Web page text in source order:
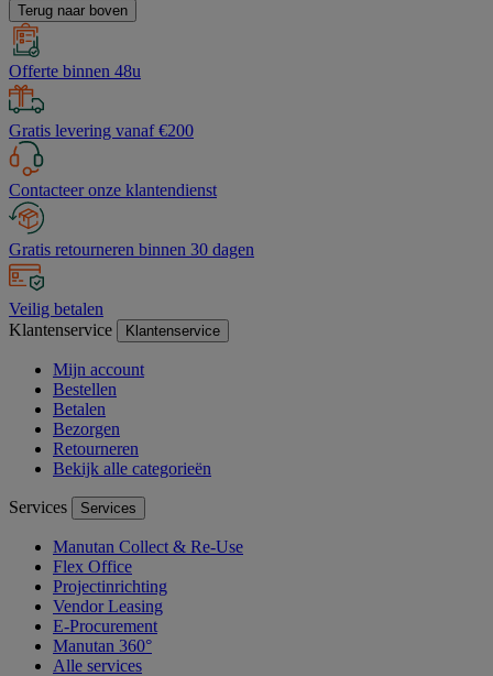
Terug naar boven
Offerte binnen 48u
Gratis levering vanaf €200
Contacteer onze klantendienst
Gratis retourneren binnen 30 dagen
Veilig betalen
Klantenservice
Klantenservice
Mijn account
Bestellen
Betalen
Bezorgen
Retourneren
Bekijk alle categorieën
Services Services
Manutan Collect & Re-Use
Flex Office
Projectinrichting
Vendor Leasing
E-Procurement
Manutan 360°
Alle services